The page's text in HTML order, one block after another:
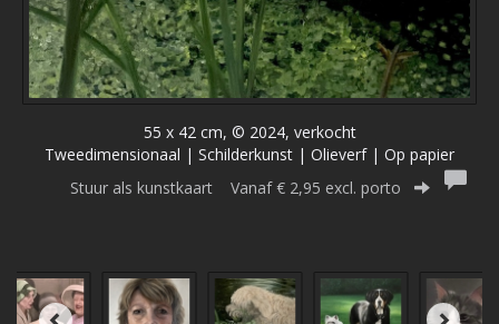
55 x 42 cm, © 2024, verkocht
Tweedimensionaal | Schilderkunst | Olieverf | Op papier
Stuur als kunstkaart Vanaf € 2,95 excl. porto